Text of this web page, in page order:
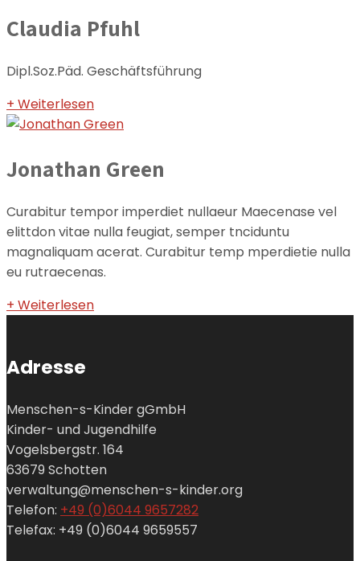
Claudia Pfuhl
Dipl.Soz.Päd. Geschäftsführung
+ Weiterlesen
Jonathan Green
Curabitur tempor imperdiet nullaeur Maecenase vel
elittdon vitae nulla feugiat, semper tnciduntu
magnaliquam acerat. Curabitur temp mperdietie nulla
eu rutraecenas.
+ Weiterlesen
Adresse
Menschen-s-Kinder gGmbH
Kinder- und Jugendhilfe
Vogelsbergstr. 164
63679 Schotten
verwaltung@menschen-s-kinder.org
Telefon: +49 (0)6044 9657282
Telefax: +49 (0)6044 9659557